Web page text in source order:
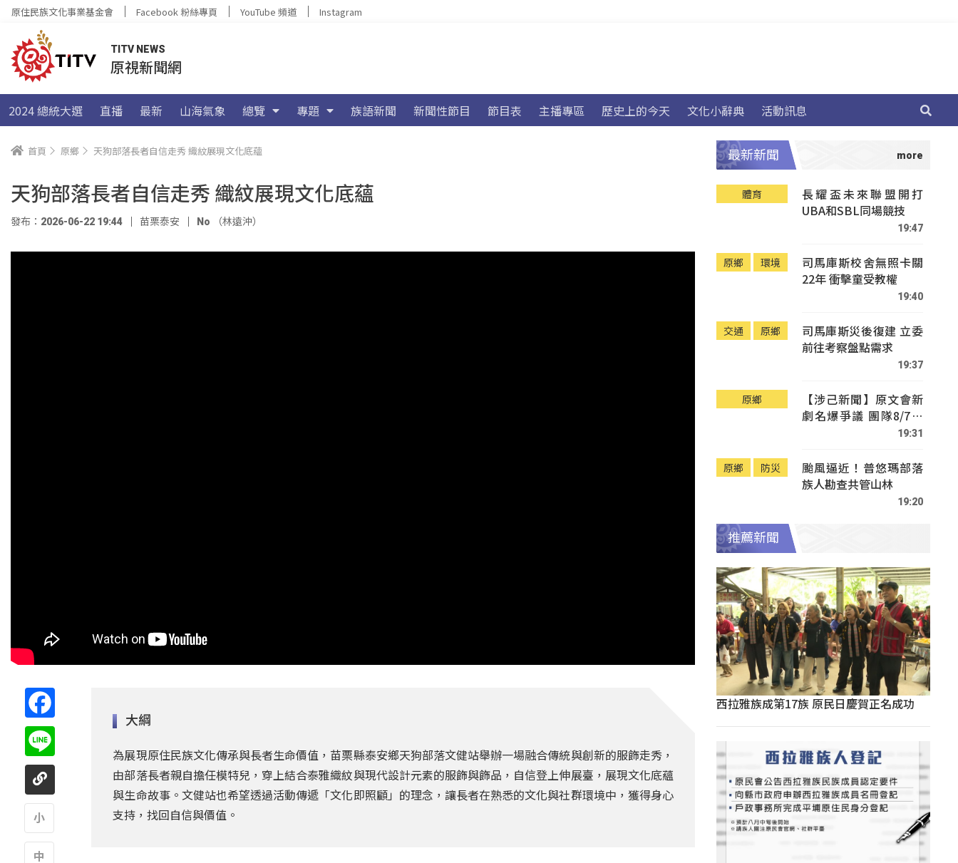
原住民族文化事業基金會 Facebook 粉絲專頁 YouTube 頻道 Instagram
TITV NEWS
原視新聞網
2024 總統大選 直播 最新 山海氣象 總覽 專題 族語新聞 新聞性節目 節目表 主播專區 歷史上的今天 文化小辭典 活動訊息
首頁 原鄉 天狗部落長者自信走秀 織紋展現文化底蘊
天狗部落長者自信走秀 織紋展現文化底蘊
發布：2026-06-22 19:44 苗栗泰安 No （林遠沖）
大綱
為展現原住民族文化傳承與長者生命價值，苗栗縣泰安鄉天狗部落文健站舉辦一場融合傳統與創新的服飾走秀，
由部落長者親自擔任模特兒，穿上結合泰雅織紋與現代設計元素的服飾與飾品，自信登上伸展臺，展現文化底蘊
與生命故事。文健站也希望透過活動傳遞「文化即照顧」的理念，讓長者在熟悉的文化與社群環境中，獲得身心
支持，找回自信與價值。
最新新聞
體育
長耀盃未來聯盟開打
UBA和SBL同場競技
19:47
原鄉 環境
司馬庫斯校舍無照卡關
22年 衝擊童受教權
19:40
交通 原鄉
司馬庫斯災後復建 立委
前往考察盤點需求
19:37
原鄉
【涉己新聞】原文會新
劇名爆爭議 團隊8/7赴
19:31
原鄉 防災
颱風逼近！普悠瑪部落
族人勘查共管山林
19:20
推薦新聞
西拉雅族成第17族 原民日慶賀正名成功